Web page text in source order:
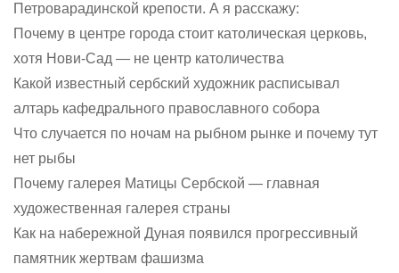
Петроварадинской крепости. А я расскажу:
Почему в центре города стоит католическая церковь,
хотя Нови-Сад — не центр католичества
Какой известный сербский художник расписывал
алтарь кафедрального православного собора
Что случается по ночам на рыбном рынке и почему тут
нет рыбы
Почему галерея Матицы Сербской — главная
художественная галерея страны
Как на набережной Дуная появился прогрессивный
памятник жертвам фашизма